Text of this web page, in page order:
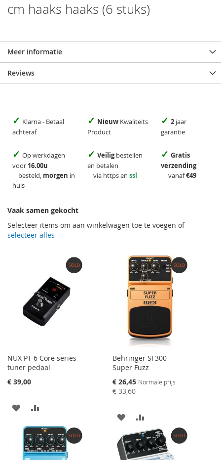
cm haaks haaks (6 stuks)
Meer informatie
Reviews
✓ Klarna - Betaal
achteraf
✓ Nieuw Kwaliteits
Product
✓ 2 jaar
garantie
✓ Op werkdagen
voor 16.00u
besteld, morgen in
huis
✓ Veiligbestellen
en betalen
via https en ssl
✓ Gratis
verzending
vanaf€49
Vaak samen gekocht
Selecteer items om aan winkelwagen toe te voegen of
selecteer alles
NUX PT-6 Core series
tuner pedaal
€ 39,00
AAN
VERLANGLIJST
TOEVOEGEN
TOE
OM
Behringer SF300
Super Fuzz
Speciale
prijs
€ 26,45 Normale prijs
€ 33,60
AAN
VERLANGLIJST
TOEVOEGEN
TOE
OM